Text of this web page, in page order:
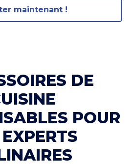
maintenant !
DE
POUR